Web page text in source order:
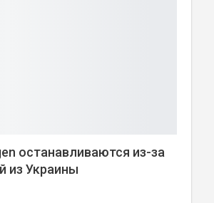
останавливаются из-за
из Украины